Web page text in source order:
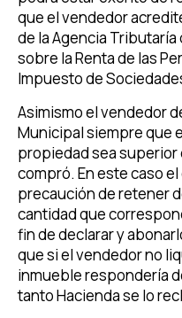
que el vendedor
de la Agencia
sobre la Renta de las
Impuesto de
Asimismo el vendedor
Municipal siempre que
propiedad sea superior
compró. En este caso
precaución de retener
cantidad que
fin de declarar y
que si el vendedor no
inmueble respondería
tanto Hacienda se lo